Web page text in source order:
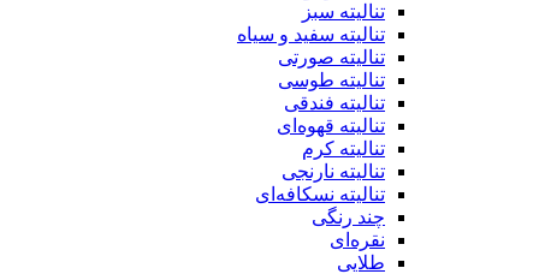
تنالیته سبز
تنالیته سفید و سیاه
تنالیته صورتی
تنالیته طوسی
تنالیته فندقی
تنالیته قهوه‌ای
تنالیته کرم
تنالیته نارنجی
تنالیته نسکافه‌ای
چند رنگی
نقره‌ای
طلایی